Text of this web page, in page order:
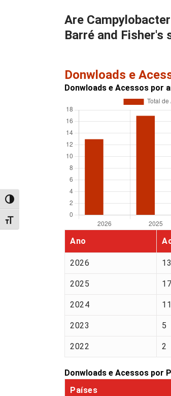
Alternar alto contraste
Alternar tamanho da fonte
Are
Barré and Fisher's
Donwloads e
Donwloads e Acessos por
Ano
2026 13
2025 17
2024 11
2023 5
2022 2
Donwloads e Acessos por
Países